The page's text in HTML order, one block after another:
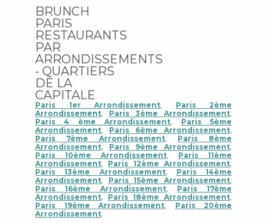
BRUNCH
PARIS
RESTAURANTS
PAR
ARRONDISSEMENTS
- QUARTIERS
DE LA
CAPITALE
Paris 1er Arrondissement, Paris 2ème
Arrondissement, Paris 3ème Arrondissement,
Paris 4 ème Arrondissement, Paris 5ème
Arrondissement, Paris 6ème Arrondissement,
Paris 7ème Arrondissement, Paris 8ème
Arrondissement, Paris 9ème Arrondissement,
Paris 10ème Arrondissement, Paris 11ème
Arrondissement, Paris 12ème Arrondissement,
Paris 13ème Arrondissement, Paris 14ème
Arrondissement, Paris 15ème Arrondissement,
Paris 16ème Arrondissement, Paris 17ème
Arrondissement, Paris 18ème Arrondissement,
Paris 19ème Arrondissement, Paris 20ème
Arrondissement.